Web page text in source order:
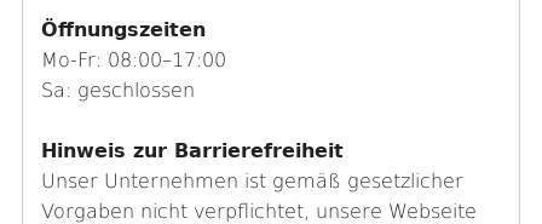
Öffnungszeiten
Mo-Fr: 08:00–17:00
Sa: geschlossen
Hinweis zur Barrierefreiheit
Unser Unternehmen ist gemäß gesetzlicher
Vorgaben nicht verpflichtet, unsere Webseite